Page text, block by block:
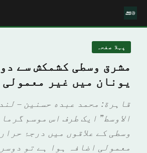
پہلا صفحہ
مشرق وسطی کشمکش سے
یونان میں غیر
قاہرة: محمد عبده حسنين –
الاوسط” ایک طرف اس موسم
وسطی کے علاقوں میں درجۂ
معمولی اضافہ ہوا ہے تو